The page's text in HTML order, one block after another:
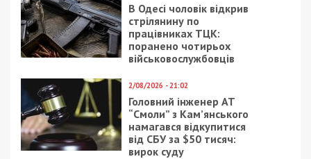
В Одесі чоловік відкрив
стрілянину по
працівниках ТЦК:
поранено чотирьох
військовослужбовців
2/08/2026 - 21:02
Головний інженер АТ
“Смоли” з Кам’янського
намагався відкупитися
від СБУ за $50 тисяч:
вирок суду